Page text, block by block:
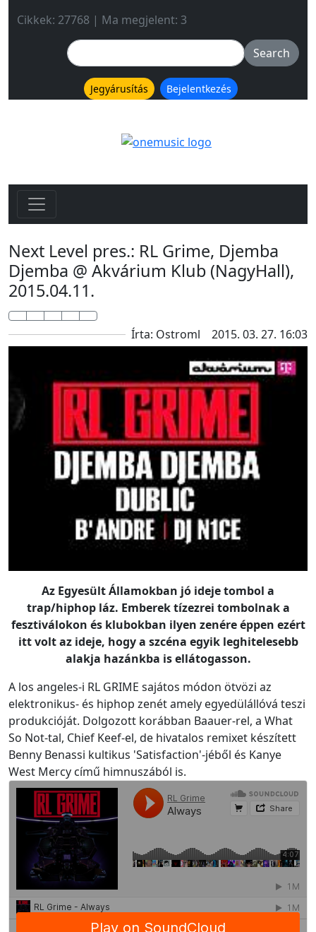
Cikkek: 27768 | Ma megjelent: 3
Jegyárusítás Bejelentkezés
Next Level pres.: RL Grime, Djemba
Djemba @ Akvárium Klub (NagyHall),
2015.04.11.
Írta: Ostroml 2015. 03. 27. 16:03
Az Egyesült Államokban jó ideje tombol a
trap/hiphop láz. Emberek tízezrei tombolnak a
fesztiválokon és klubokban ilyen zenére éppen ezért
itt volt az ideje, hogy a szcéna egyik leghitelesebb
alakja hazánkba is ellátogasson.
A los angeles-i RL GRIME sajátos módon ötvözi az
elektronikus- és hiphop zenét amely egyedülállóvá teszi
produkcióját. Dolgozott korábban Baauer-rel, a What
So Not-tal, Chief Keef-el, de hivatalos remixet készített
Benny Benassi kultikus 'Satisfaction'-jéből és Kanye
West Mercy című himnuszából is.